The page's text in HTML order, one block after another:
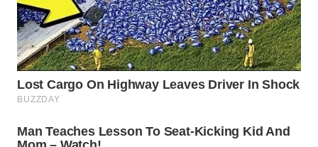
WAHANANEWS
ID
WAHANANEWS
CO ID
NET